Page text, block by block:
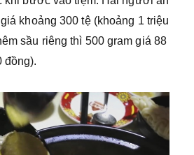
khoảng 300 tệ (khoảng 1 triệu
sầu riêng thì 500 gram giá 88
đồng).